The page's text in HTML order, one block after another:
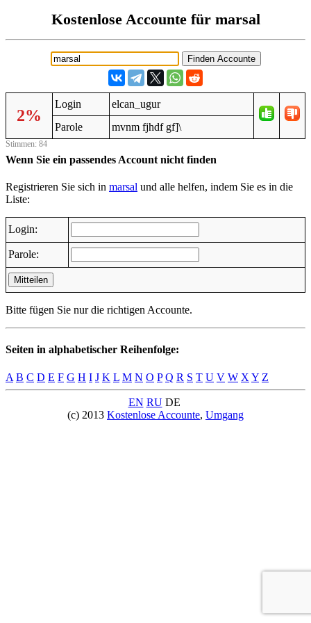
Kostenlose Accounte für marsal
2%
Login
elcan_ugur
Parole
mvnm fjhdf gf]\
Stimmen: 84
Wenn Sie ein passendes Account nicht finden
Registrieren Sie sich in marsal und alle helfen, indem Sie es in die
Liste:
Login:
Parole:
Mitteilen
Bitte fügen Sie nur die richtigen Accounte.
Seiten in alphabetischer Reihenfolge:
A B C D E F G H I J K L M N O P Q R S T U V W X Y Z
EN RUDE
(c) 2013 Kostenlose Accounte, Umgang